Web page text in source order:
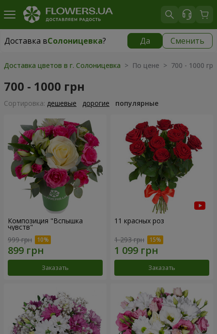
Доставка вСолоницевка? Да Сменить
Доставка вСолоницевка| бесплатно
Доставка цветов в г. Солоницевка > По цене > 700 - 1000 грн
700 - 1000 грн
Cортировка: дешевые дорогие популярные
Композиция "Вспышка
чувств"
999 грн
Заказать
11 красных роз
1 293 грн
Заказать